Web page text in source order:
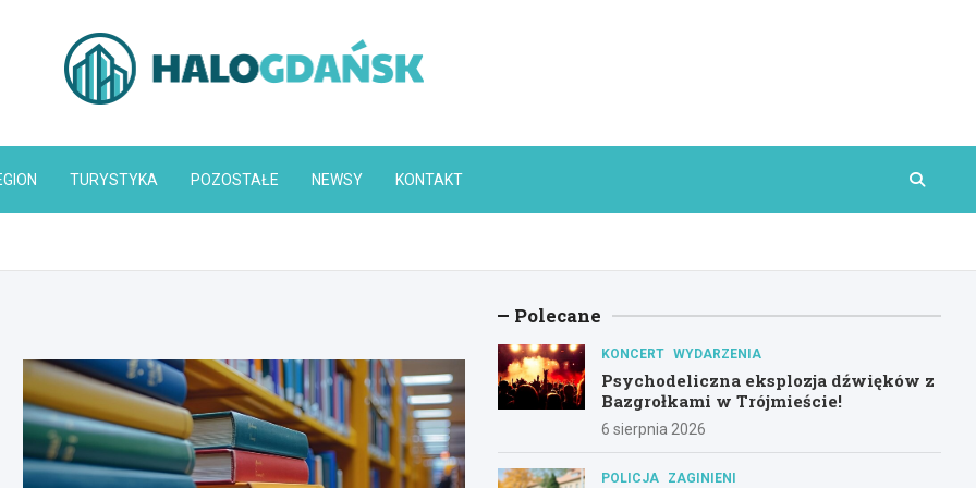
HaloGdańsk.pl
TURYSTYKA POZOSTAŁE NEWSY KONTAKT
Polecane
KONCERT WYDARZENIA
Psychodeliczna eksplozja dźwięków z
Bazgrołkami w Trójmieście!
6 sierpnia 2026
POLICJA ZAGINIENI